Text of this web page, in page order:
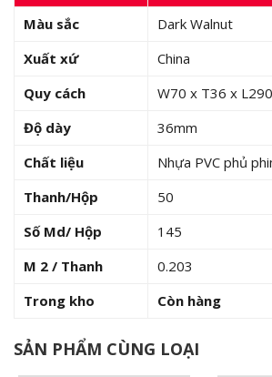
Màu sắc
Dark Walnut
Xuất xứ
China
Quy cách
W70 x T36 x
Độ dày
36mm
Chất liệu
Nhựa PVC phủ
Thanh/Hộp
50
Số Md/ Hộp
145
M 2 / Thanh
0.203
Trong kho
Còn hàng
SẢN PHẨM CÙNG LOẠI